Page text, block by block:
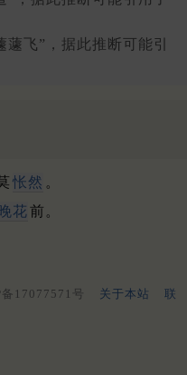
飞”，据此推断可能引
怅然 。
晚花前。
17077571号 关于本站
联